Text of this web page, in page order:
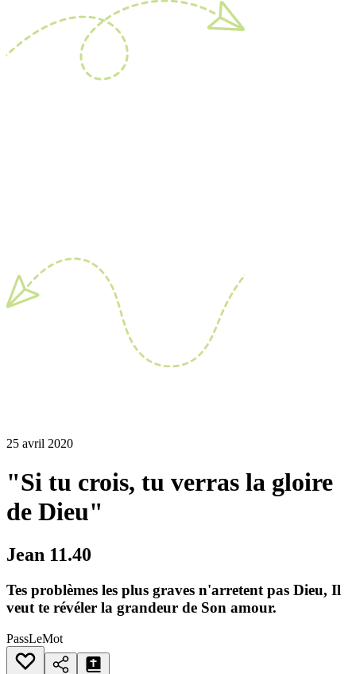
25 avril 2020
"Si tu crois, tu verras la gloire
de Dieu"
Jean 11.40
Tes problèmes les plus graves n'arretent pas Dieu, Il
veut te révéler la grandeur de Son amour.
PassLeMot